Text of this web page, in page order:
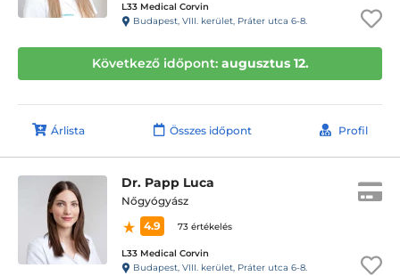
L33 Medical Corvin
Budapest, VIII. kerület, Práter utca 6-8.
Következő időpont: augusztus 12.
Árlista Összes időpont Profil
Dr. Papp Luca
Nőgyógyász
4.9
73 értékelés
L33 Medical Corvin
Budapest, VIII. kerület, Práter utca 6-8.